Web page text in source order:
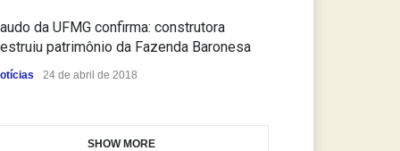
da UFMG confirma: construtora
patrimônio da Fazenda Baronesa
24 de abril de 2018
SHOW MORE